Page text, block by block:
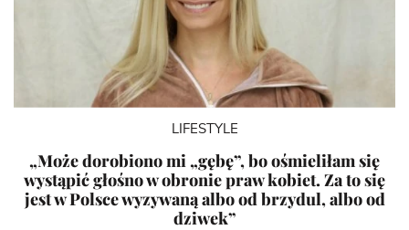
LIFESTYLE
„Może dorobiono mi „gębę”, bo ośmieliłam się
wystąpić głośno w obronie praw kobiet. Za to się
jest w Polsce wyzywaną albo od brzydul, albo od
dziwek”